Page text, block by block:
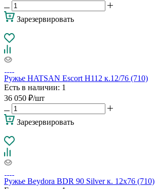
Зарезервировать
Ружье HATSAN Escort H112 к.12/76 (710)
Есть в наличии: 1
36 050 ₽/шт
Зарезервировать
Ружье Beydora BDR 90 Silver к. 12х76 (710)